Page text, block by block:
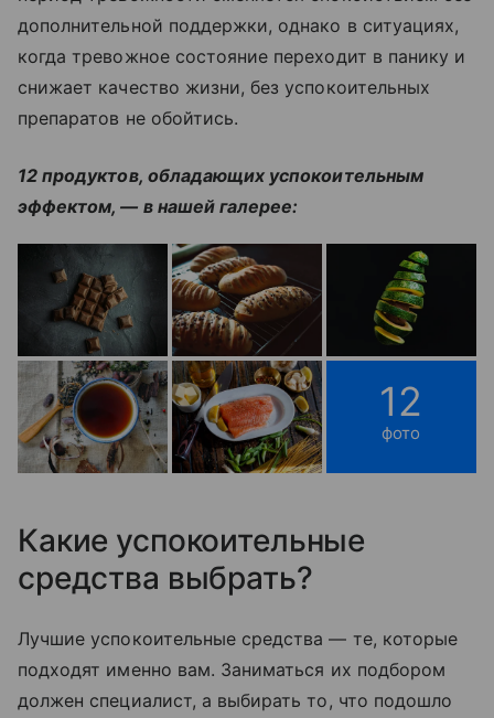
дополнительной поддержки, однако в ситуациях,
когда тревожное состояние переходит в панику и
снижает качество жизни, без успокоительных
препаратов не обойтись.
12 продуктов, обладающих успокоительным
эффектом, — в нашей галерее:
12
фото
Какие успокоительные
средства выбрать?
Лучшие успокоительные средства — те, которые
подходят именно вам. Заниматься их подбором
должен специалист, а выбирать то, что подошло